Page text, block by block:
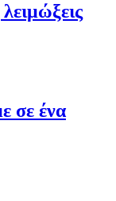
σε ένα